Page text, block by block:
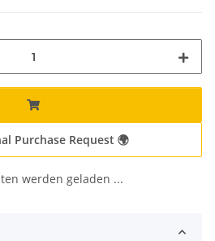
Purchase Request 🌍
werden geladen ...